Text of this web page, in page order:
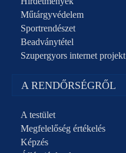
Műtárgyvédelem
Sportrendészet
Beadványtétel
Szupergyors internet projekt
A RENDŐRSÉGRŐL
A testület
Megfelelőség értékelés
Képzés